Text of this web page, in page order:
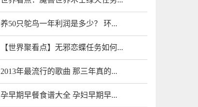
养50只鸵鸟一年利润是多少？ 环...
【世界聚看点】无邪恋蝶任务如何...
2013年最流行的歌曲 那三年真的...
孕早期早餐食谱大全 孕妇早期早...